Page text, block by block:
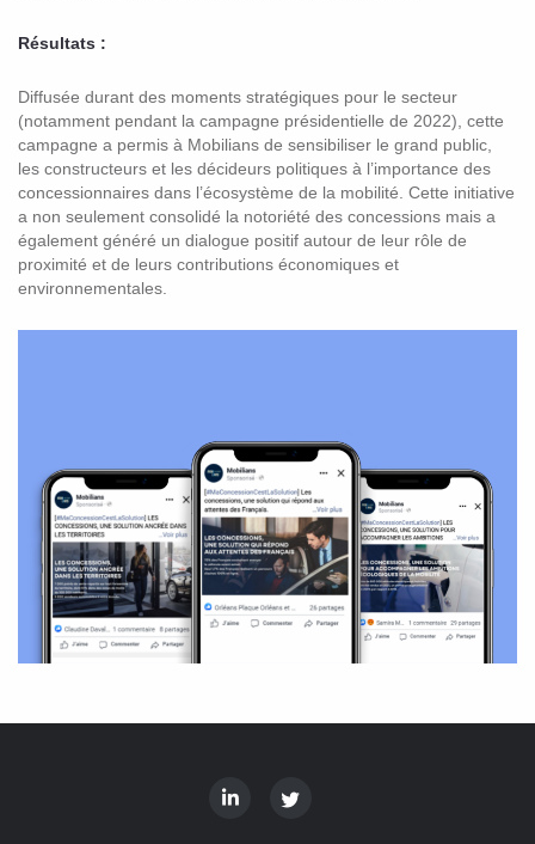
Résultats :
Diffusée durant des moments stratégiques pour le secteur
(notamment pendant la campagne présidentielle de 2022), cette
campagne a permis à Mobilians de sensibiliser le grand public,
les constructeurs et les décideurs politiques à l’importance des
concessionnaires dans l’écosystème de la mobilité. Cette initiative
a non seulement consolidé la notoriété des concessions mais a
également généré un dialogue positif autour de leur rôle de
proximité et de leurs contributions économiques et
environnementales.